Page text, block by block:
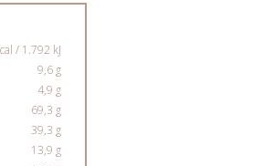
/ 1.792 kJ
9,6 g
4,9 g
69,3 g
39,3 g
13,9 g